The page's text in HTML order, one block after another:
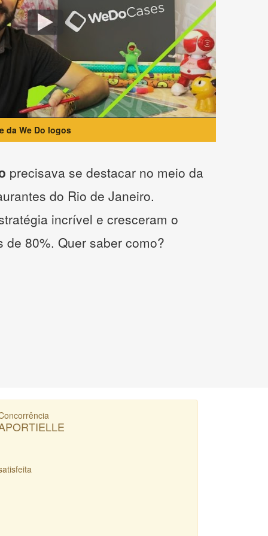
da We Do logos
precisava se destacar no meio da
do Rio de Janeiro.
incrível e cresceram o
de 80%. Quer saber como?